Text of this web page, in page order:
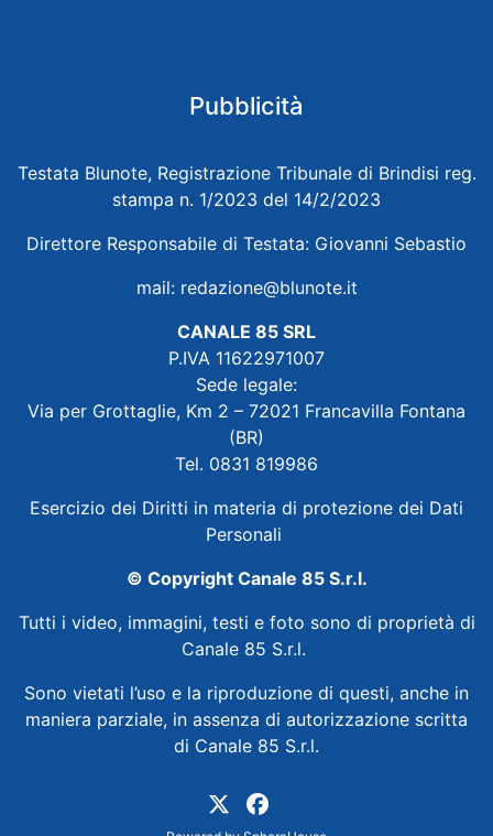
Pubblicità
Testata Blunote, Registrazione Tribunale di Brindisi reg.
stampa n. 1/2023 del 14/2/2023
Direttore Responsabile di Testata: Giovanni Sebastio
mail: redazione@blunote.it
CANALE 85 SRL
P.IVA 11622971007
Sede legale:
Via per Grottaglie, Km 2 – 72021 Francavilla Fontana
(BR)
Tel. 0831 819986
Esercizio dei Diritti in materia di protezione dei Dati
Personali
© Copyright Canale 85 S.r.l.
Tutti i video, immagini, testi e foto sono di proprietà di
Canale 85 S.r.l.
Sono vietati l’uso e la riproduzione di questi, anche in
maniera parziale, in assenza di autorizzazione scritta
di Canale 85 S.r.l.